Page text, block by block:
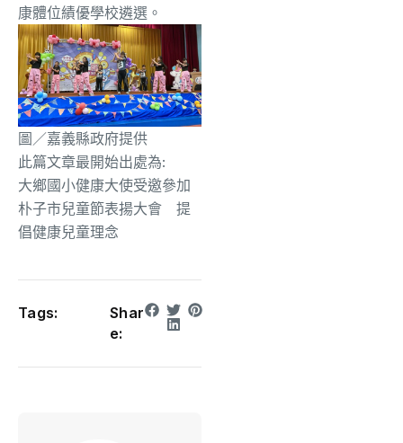
康體位績優學校遴選。
圖／嘉義縣政府提供
此篇文章最開始出處為:
大鄉國小健康大使受邀參加
朴子市兒童節表揚大會 提
倡健康兒童理念
Tags:
Shar
e: